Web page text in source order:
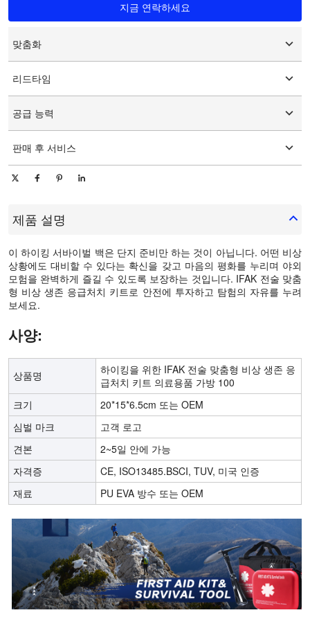
지금 연락하세요
맞춤화
맞춤형 포장
리드타임
공급 능력
판매 후 서비스
제품 설명
이 하이킹 서바이벌 백은 단지 준비만 하는 것이 아닙니다. 어떤 비상
상황에도 대비할 수 있다는 확신을 갖고 마음의 평화를 누리며 야외
모험을 완벽하게 즐길 수 있도록 보장하는 것입니다. IFAK 전술 맞춤
형 비상 생존 응급처치 키트로 안전에 투자하고 탐험의 자유를 누려
보세요.
사양:
상품명
하이킹을 위한 IFAK 전술 맞춤형 비상 생존 응
급처치 키트 의료용품 가방 100
크기
20*15*6.5cm 또는 OEM
심벌 마크
고객 로고
견본
2~5일 안에 가능
자격증
CE, ISO13485.BSCI, TUV, 미국 인증
재료
PU EVA 방수 또는 OEM